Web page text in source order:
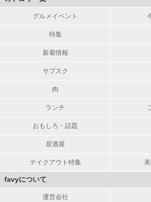
グルメイベント
特集
新着情報
サブスク
肉
ランチ
おもしろ・話題
居酒屋
テイクアウト特集
favyについて
運営会社